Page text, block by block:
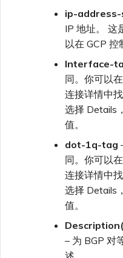
ip-
IP 地址。 这
以在 GCP 控
Interface-
同。你可以
连接详情中
选择 Details
值。
dot-1q-tag
同。你可以
连接详情中
选择 Details
值。
– 为 BGP 对
述。